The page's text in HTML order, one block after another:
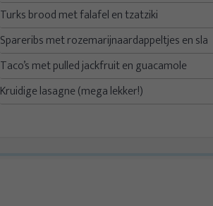
Turks brood met falafel en tzatziki
Spareribs met rozemarijnaardappeltjes en sla
Taco’s met pulled jackfruit en guacamole
Kruidige lasagne (mega lekker!)